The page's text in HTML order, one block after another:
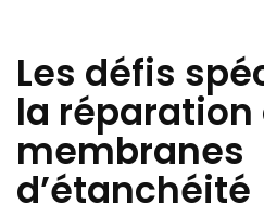
Les défis
la réparation
membranes
d’étanchéité